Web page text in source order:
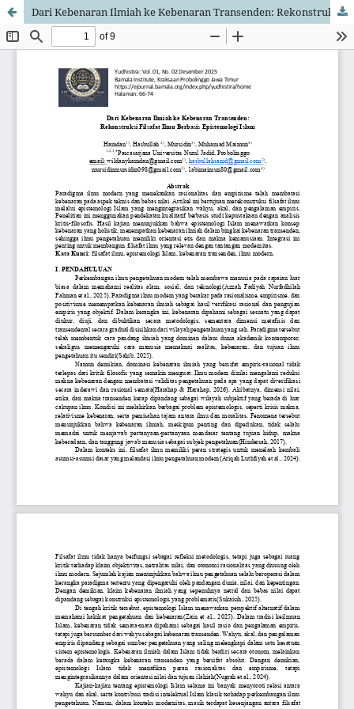
Dari Kebenaran Ilmiah ke Kebenaran Transenden: Rekonstruksi Filsafat Ilmu Berbasis Epistemologi Islam